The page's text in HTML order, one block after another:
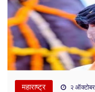
महाराष्ट्र २